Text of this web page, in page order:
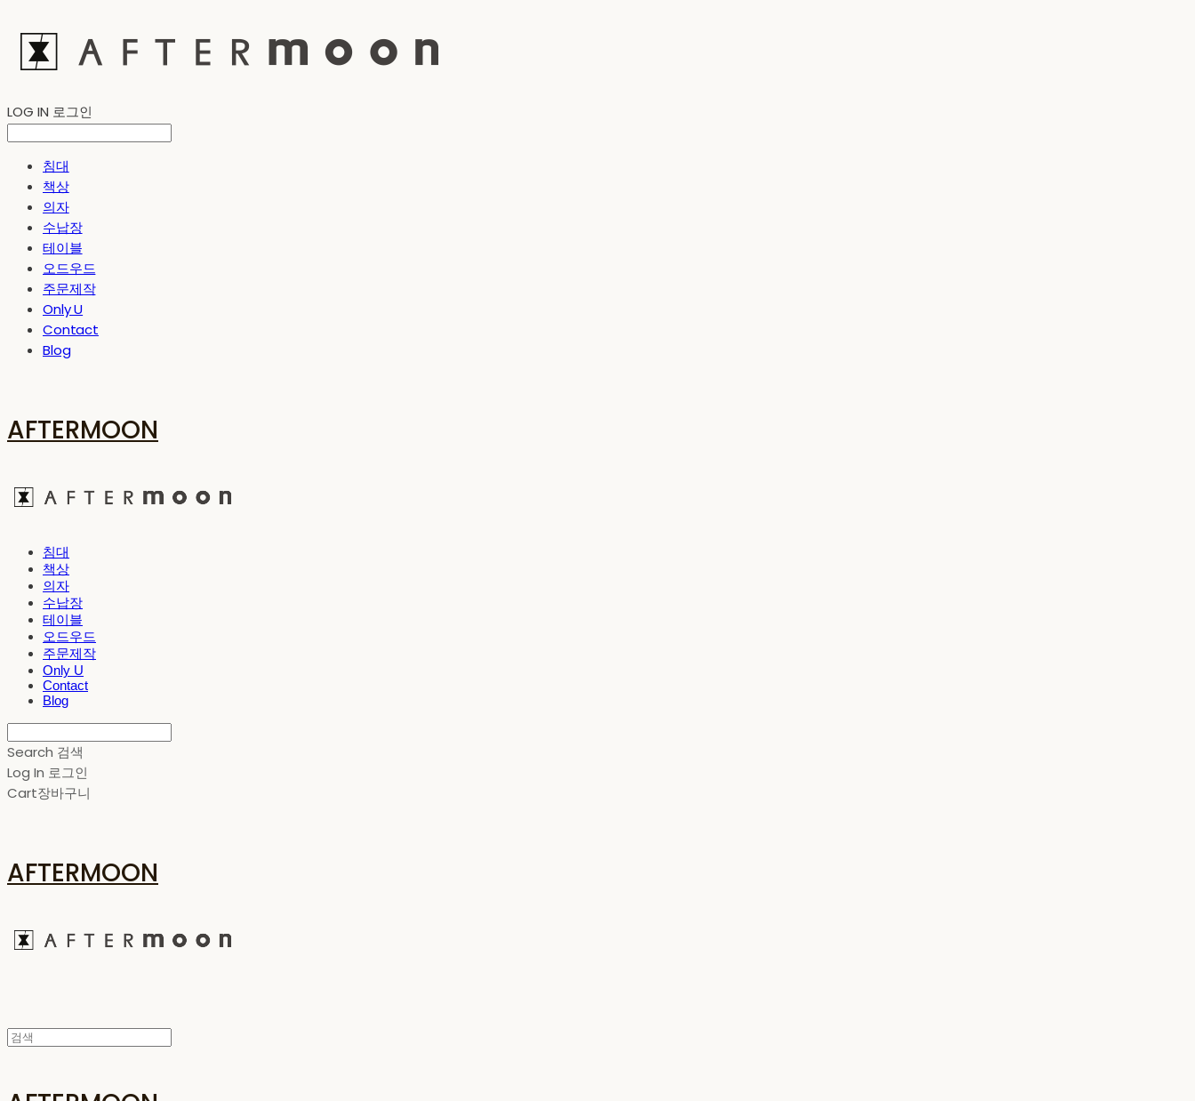
LOG IN 로그인
침대
책상
의자
수납장
테이블
오드우드
주문제작
Only U
Contact
Blog
AFTERMOON
침대
책상
의자
수납장
테이블
오드우드
주문제작
Only U
Contact
Blog
Search 검색
Log In 로그인
Cart장바구니
AFTERMOON